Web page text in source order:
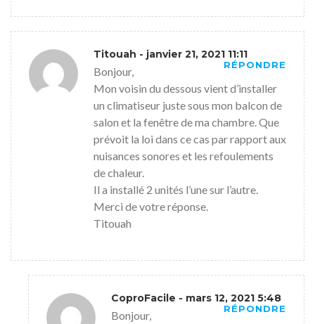
Titouah - janvier 21, 2021 11:11
RÉPONDRE
Bonjour,
Mon voisin du dessous vient d’installer
un climatiseur juste sous mon balcon de
salon et la fenêtre de ma chambre. Que
prévoit la loi dans ce cas par rapport aux
nuisances sonores et les refoulements
de chaleur.
Il a installé 2 unités l’une sur l’autre.
Merci de votre réponse.
Titouah
CoproFacile - mars 12, 2021 5:48
RÉPONDRE
Bonjour,